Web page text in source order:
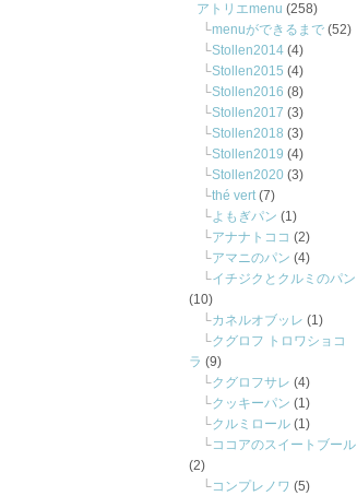
アトリエmenu (258)
menuができるまで (52)
Stollen2014 (4)
Stollen2015 (4)
Stollen2016 (8)
Stollen2017 (3)
Stollen2018 (3)
Stollen2019 (4)
Stollen2020 (3)
thé vert(7)
よもぎパン (1)
アナナトココ (2)
アマニのパン (4)
イチジクとクルミのパン
(10)
カネルオブッレ (1)
クグロフ トロワショコ
ラ (9)
クグロフサレ (4)
クッキーパン (1)
クルミロール (1)
ココアのスイートブール
(2)
コンプレノワ (5)